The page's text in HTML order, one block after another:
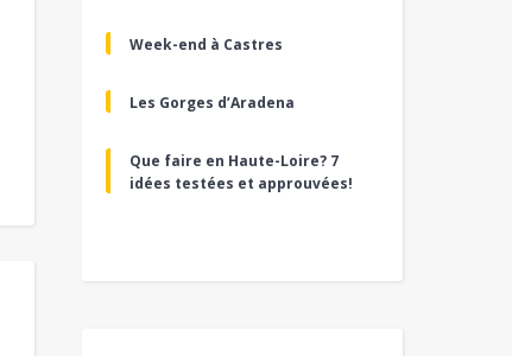
Week-end à Castres
Les Gorges d’Aradena
Que faire en Haute-Loire? 7
idées testées et approuvées!